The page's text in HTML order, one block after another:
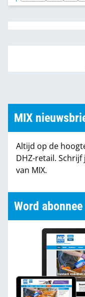
MIX
Altijd op de
DHZ-retail.
van MIX.
Word abonnee